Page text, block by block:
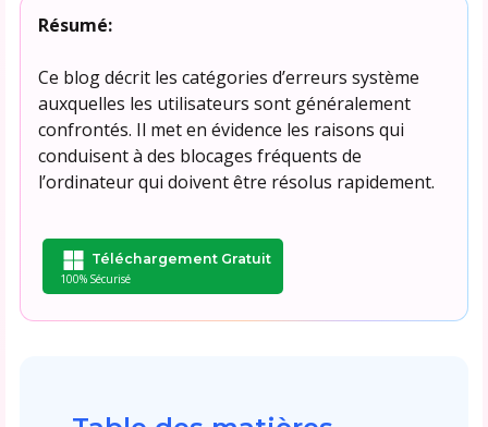
Résumé:
Ce blog décrit les catégories d’erreurs système
auxquelles les utilisateurs sont généralement
confrontés. Il met en évidence les raisons qui
conduisent à des blocages fréquents de
l’ordinateur qui doivent être résolus rapidement.
Téléchargement Gratuit
100% Sécurisé